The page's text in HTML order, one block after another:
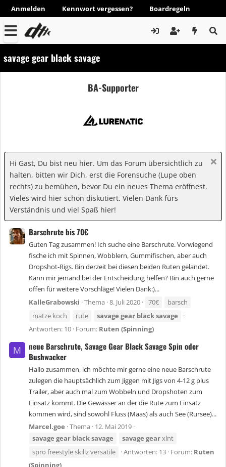
Anmelden Kennwort vergessen? Boardregeln
savage gear black savage
BA-Supporter
Hi Gast, Du bist neu hier. Um das Forum übersichtlich zu
halten, bitten wir Dich, erst die Forensuche (Lupe oben
rechts) zu bemühen, bevor Du ein neues Thema eröffnest.
Vieles wird hier schon diskutiert. Vielen Dank fürs
Verständnis und viel Spaß hier!
Barschrute bis 70€
Guten Tag zusammen! Ich suche eine Barschrute. Vorwiegend
fische ich mit Spinnen, Wobblern, Gummifischen, aber auch
Dropshot-Rigs. Bin derzeit bei diesen beiden Ruten gelandet.
Kann mir jemand bei der Entscheidung helfen? Bin auch gerne
offen für weitere Vorschläge! Vielen Dank:)...
KalleGrabowski Thema 8. Juli 2020 70€
barsch
matze koch
rute savage gear blacksavage
Antworten: 10 Forum: Ruten (Spinning)
M
neue Barschrute, Savage Gear Black Savage Spin oder
Bushwacker
Hallo zusammen, ich möchte mir gerne eine neue Barschrute
zulegen die hauptsächlich zum Jiggen mit Jigs von 4-12 g plus
Trailer, aber auch mal zum Wobbeln und Dropshoten zum
Einsatz kommt. Die Gewässer an der die Rute zum Einsatz
kommen wird, sind sowohl Fluss (Maas) als auch See (Rursee)...
Marcel.goe Thema
12. Mai 2019
savage gear blacksavage savage gearxlnt
spro freestyle skillz versatile
Antworten: 13 Forum: Ruten